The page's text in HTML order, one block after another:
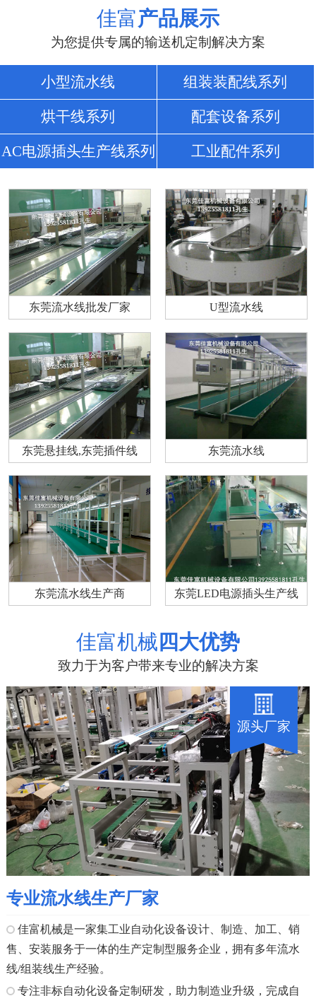
佳富产品展示
为您提供专属的输送机定制解决方案
小型流水线 组装装配线系列
烘干线系列 配套设备系列
AC电源插头生产线系列 工业配件系列
东莞流水线批发厂家 U型流水线
东莞悬挂线,东莞插件线 东莞流水线
东莞流水线生产商 东莞LED电源插头生产线
佳富机械 四大优势
致力于为客户带来专业的解决方案
源头厂家
专业流水线生产厂家
佳富机械是一家集工业自动化设备设计、制造、加工、销
售、安装服务于一体的生产定制型服务企业，拥有多年流水
线/组装线生产经验。
专注非标自动化设备定制研发，助力制造业升级，完成自